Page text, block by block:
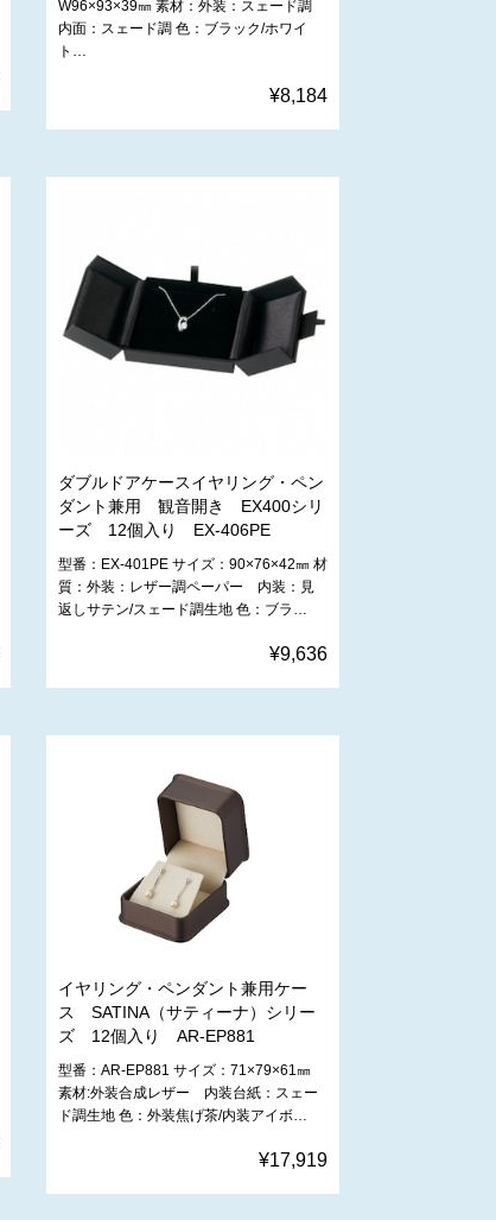
W96×93×39㎜ 素材：外装：スェード調
内面：スェード調 色：ブラック/ホワイ
ト…
¥8,184
ダブルドアケースイヤリング・ペン
ダント兼用 観音開き EX400シリ
ーズ 12個入り EX-406PE
型番：EX-401PE サイズ：90×76×42㎜ 材
質：外装：レザー調ペーパー 内装：見
返しサテン/スェード調生地 色：ブラ…
¥9,636
イヤリング・ペンダント兼用ケー
ス SATINA（サティーナ）シリー
ズ 12個入り AR-EP881
型番：AR-EP881 サイズ：71×79×61㎜
素材:外装合成レザー 内装台紙：スェー
ド調生地 色：外装焦げ茶/内装アイボ…
¥17,919